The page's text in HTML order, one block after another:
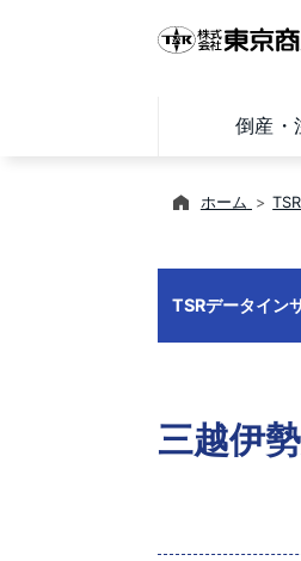
倒産・
ホーム
TSRデータイン
三越伊